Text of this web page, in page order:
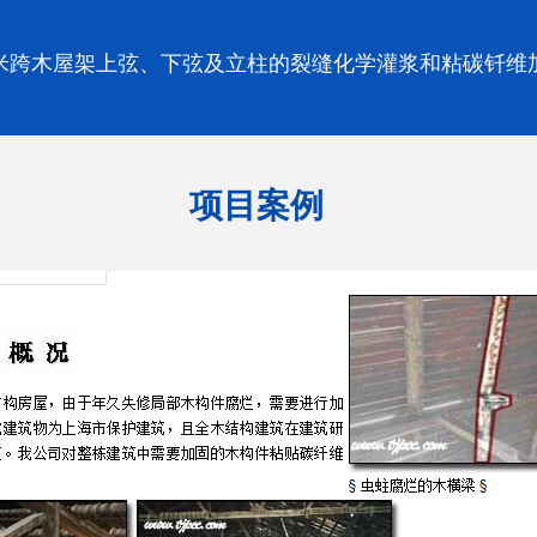
跨木屋架上弦、下弦及立柱的裂缝化学灌浆和粘碳钎维
项目案例